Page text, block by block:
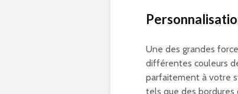
Une des grandes
différentes couleurs
parfaitement à votre
tels que des